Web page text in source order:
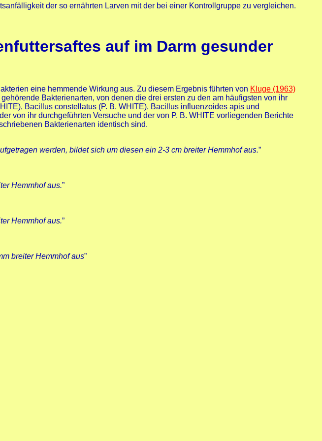
der so ernährten Larven mit der bei einer Kontrollgruppe zu vergleichen.
auf im Darm gesunder
eine hemmende Wirkung aus. Zu diesem Ergebnis führten von Kluge (1963)
Bakterienarten, von denen die drei ersten zu den am häufigsten von ihr
Bacillus constellatus (P. B. WHITE), Bacillus influenzoides apis und
von ihr durchgeführten Versuche und der von P. B. WHITE vorliegenden Berichte
Bakterienarten identisch sind.
werden, bildet sich um diesen ein 2-3 cm breiter Hemmhof aus.”
Hemmhof aus.”
Hemmhof aus.”
breiter Hemmhof aus”